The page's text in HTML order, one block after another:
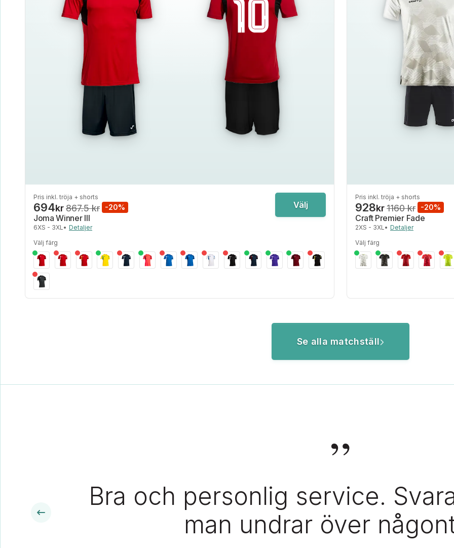
Pris inkl. tröja + shorts
694kr867.5 kr -20%
Joma Winner III
6XS - 3XL• Detaljer
Välj
Välj färg
Pris inkl. tröja + shorts
928kr1160 kr -20%
Craft Premier Fade
2XS - 3XL• Detaljer
Välj färg
Se alla matchställ
”
Bra och personlig service.
man undrar över